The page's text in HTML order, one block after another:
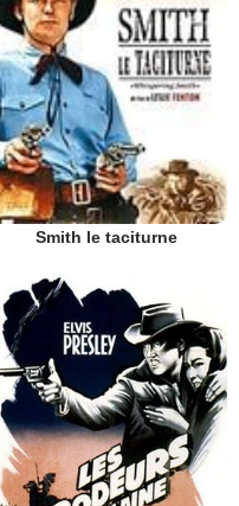
Smith le taciturne